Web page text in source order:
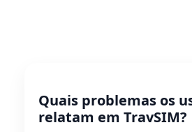
Quais problemas os
relatam em TravSIM?